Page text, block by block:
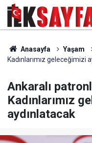
Anasayfa Yaşam
Kadınlarımız geleceğimizi
Ankaralı
Kadınlarımız
aydınlatacak